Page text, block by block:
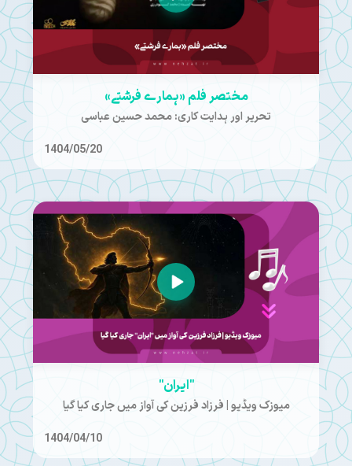
مختصر فلم «ہمارے فرشتے»
تحریر اور ہدایت کاری: محمد حسین عباسی
1404/05/20
"ایران"
میوزک ویڈیو | فرزاد فرزین کی آواز میں جاری کیا گیا
1404/04/10